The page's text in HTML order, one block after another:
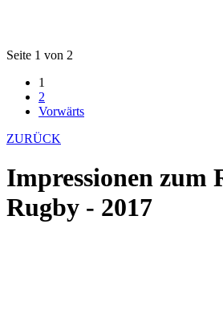
Seite 1 von 2
1
2
Vorwärts
ZURÜCK
Impressionen zum
Rugby - 2017